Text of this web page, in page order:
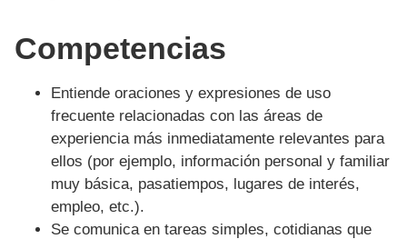
Competencias
Entiende oraciones y expresiones de uso
frecuente relacionadas con las áreas de
experiencia más inmediatamente relevantes para
ellos (por ejemplo, información personal y familiar
muy básica, pasatiempos, lugares de interés,
empleo, etc.).
Se comunica en tareas simples, cotidianas que